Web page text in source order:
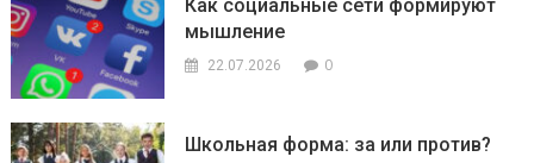
Как социальные сети формируют
мышление
22.07.2026 0
Школьная форма: за или против?